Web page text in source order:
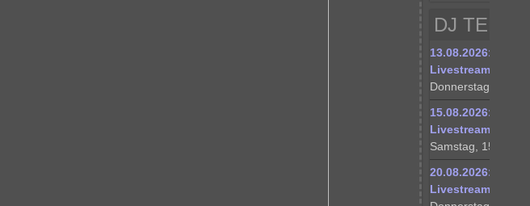
DJ
13.08.2026:
Livestream
Donnerstag,
15.08.2026:
Livestream –
Samstag,
20.08.2026:
Livestream